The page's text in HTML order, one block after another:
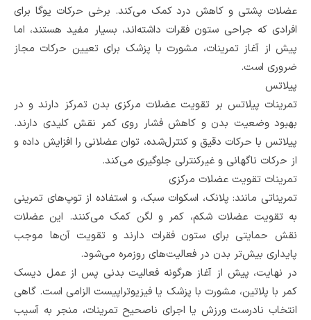
عضلات پشتی و کاهش درد کمک می‌کند. برخی حرکات یوگا برای
افرادی که جراحی ستون فقرات داشته‌اند، بسیار مفید هستند، اما
پیش از آغاز تمرینات، مشورت با پزشک برای تعیین حرکات مجاز
ضروری است.
پیلاتس
تمرینات پیلاتس بر تقویت عضلات مرکزی بدن تمرکز دارند و در
بهبود وضعیت بدن و کاهش فشار روی کمر نقش کلیدی دارند.
پیلاتس با حرکات دقیق و کنترل‌شده، توان عضلانی را افزایش داده و
از حرکات ناگهانی و غیرکنترلی جلوگیری می‌کند.
تمرینات تقویت عضلات مرکزی
تمریناتی مانند: پلانک، اسکوات سبک، و استفاده از توپ‌های تمرینی
به تقویت عضلات شکم، کمر و لگن کمک می‌کنند. این عضلات
نقش حمایتی برای ستون فقرات دارند و تقویت آن‌ها موجب
پایداری بیش‌تر بدن در فعالیت‌های روزمره می‌شود.
در نهایت، پیش از آغاز هرگونه فعالیت بدنی پس از عمل دیسک
کمر با پلاتین، مشورت با پزشک یا فیزیوتراپیست الزامی است. گاهی
انتخاب نادرست ورزش یا اجرای ناصحیح تمرینات، منجر به آسیب